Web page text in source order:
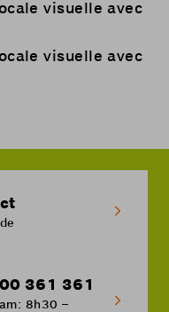
visuelle avec
visuelle avec
361 361
8h30 –